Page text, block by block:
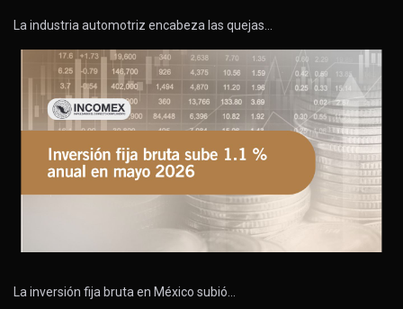
La industria automotriz encabeza las quejas…
La inversión fija bruta en México subió…